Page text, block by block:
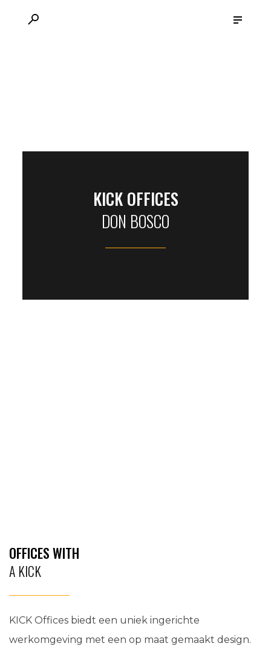
KICK OFFICES
DON BOSCO
OFFICES WITH
A KICK
KICK Offices biedt een uniek ingerichte
werkomgeving met een op maat gemaakt design.